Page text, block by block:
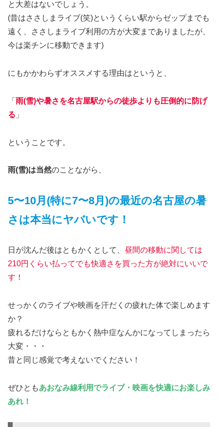
と大差はないでしょう。
(昔はささしまライブ(笑)というくらい駅からゼップまでも
遠く、ささしまライブ利用の方が大変までありましたが、
今は楽チンに移動できます)
にもかかわらずオススメする理由はというと、
「 雨(雪)や暑さを名古屋駅からの徒歩よりも圧倒的に防げ
る 」
ということです。
雨(雪)は当然のことながら、
5〜10月(特に7〜8月)の最近の名古屋の暑
さは本当にヤバいです！
日が沈んだ後はともかくとして、 昼間の移動に関しては
210円くらい払ってでも快適さを買った方が絶対にいいで
す！
せっかくのライブや映画を汗だくの疲れた体で楽しめます
か？
疲れるだけならともかく熱中症なんかになってしまったら
大変・・・
昔と同じ感覚で考えないでください！
ぜひともあおなみ線利用でライブ・映画を快適にお楽しみ
あれ！